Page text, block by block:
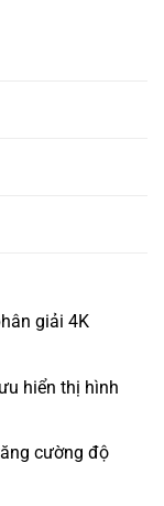
giải 4K
hiển thị hình
cường độ